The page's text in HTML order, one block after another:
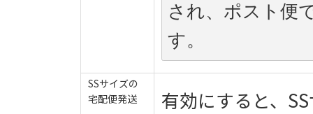
され、ポスト便
す。
SSサイズの
宅配便発送
有効にすると、